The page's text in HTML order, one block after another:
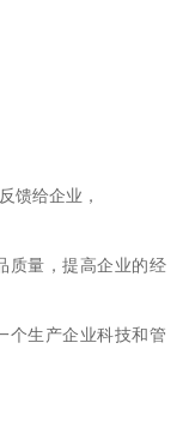
馈给企业，
量，提高企业的经
生产企业科技和管